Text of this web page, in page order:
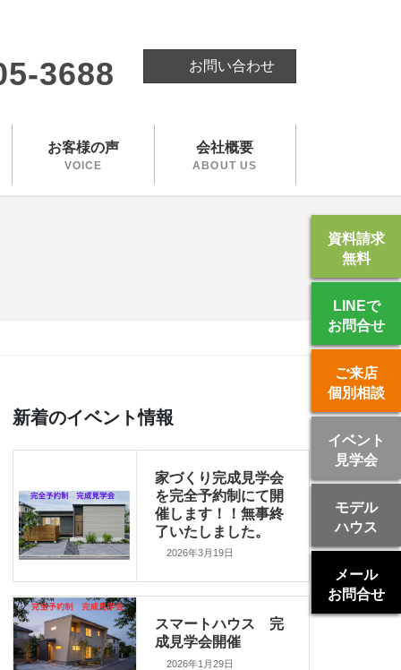
3688 お問い合わせ
お客様の声
VOICE
会社概要
ABOUT US
新着のイベント情報
家づくり完成見学会
を完全予約制にて開
催します！！無事終
了いたしました。
2026年3月19日
スマートハウス 完
成見学会開催
2026年1月29日
資料請求
無料
LINEで
お問合せ
ご来店
個別相談
イベント
見学会
モデル
ハウス
メール
お問合せ